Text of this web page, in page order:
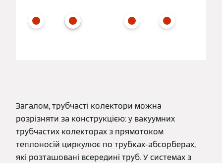
Загалом, трубчасті колектори можна
розрізняти за конструкцією: у вакуумних
трубчастих колекторах з прямотоком
теплоносій циркулює по трубках-абсорберах,
які розташовані всередині труб. У системах з